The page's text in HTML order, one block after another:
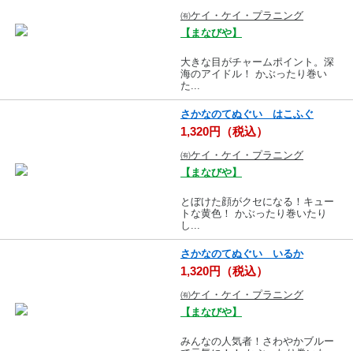
㈲ケイ・ケイ・プラニング
【まなびや】
大きな目がチャームポイント。深
海のアイドル！ かぶったり巻い
た...
さかなのてぬぐい はこふぐ
1,320円（税込）
㈲ケイ・ケイ・プラニング
【まなびや】
とぼけた顔がクセになる！キュー
トな黄色！ かぶったり巻いたり
し...
さかなのてぬぐい いるか
1,320円（税込）
㈲ケイ・ケイ・プラニング
【まなびや】
みんなの人気者！さわやかブルー